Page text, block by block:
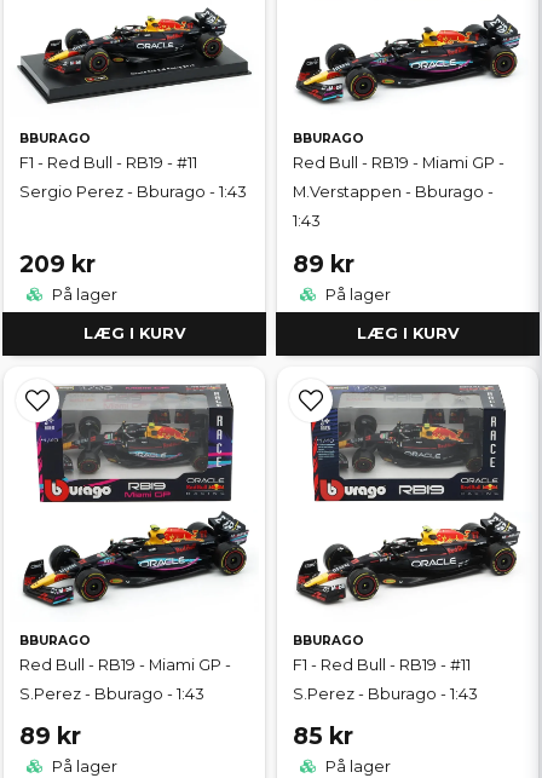
BBURAGO
F1 - Red Bull - RB19 - #11
Sergio Perez - Bburago - 1:43
209 kr
På lager
LÆG I KURV
BBURAGO
Red Bull - RB19 - Miami GP -
M.Verstappen - Bburago -
1:43
89 kr
På lager
LÆG I KURV
BBURAGO
Red Bull - RB19 - Miami GP -
S.Perez - Bburago - 1:43
89 kr
På lager
BBURAGO
F1 - Red Bull - RB19 - #11
S.Perez - Bburago - 1:43
85 kr
På lager